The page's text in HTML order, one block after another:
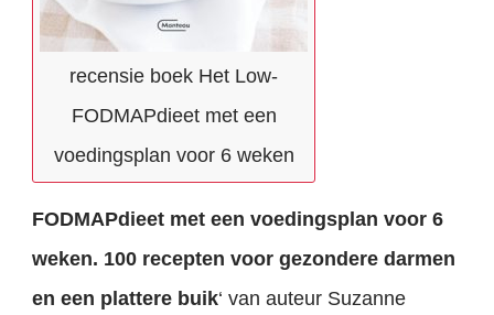
recensie boek Het Low-
FODMAPdieet met een
voedingsplan voor 6 weken
FODMAPdieet met een voedingsplan voor 6
weken. 100 recepten voor gezondere darmen
en een plattere buik‘ van auteur Suzanne